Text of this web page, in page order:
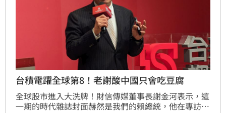
台積電躍全球第8！老謝酸中國只會吃豆腐
全球股市進入大洗牌！財信傳媒董事長謝金河表示，這
一期的時代雜誌封面赫然是我們的賴總統，他在專訪中